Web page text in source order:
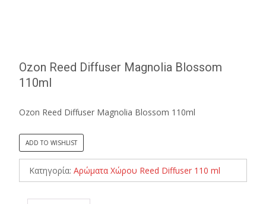
Ozon Reed Diffuser Magnolia Blossom
110ml
Ozon Reed Diffuser Magnolia Blossom 110ml
ADD TO WISHLIST
Κατηγορία: Αρώματα Χώρου Reed Diffuser 110 ml